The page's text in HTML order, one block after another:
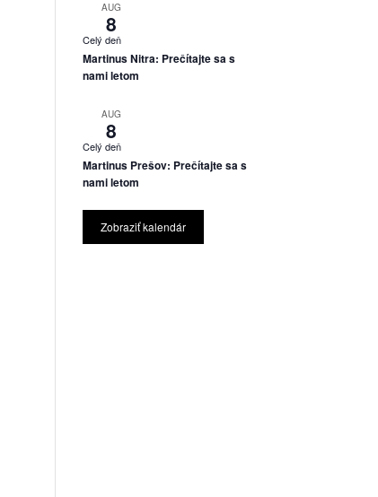
AUG
8
Celý deň
Martinus Nitra: Prečítajte sa s
nami letom
AUG
8
Celý deň
Martinus Prešov: Prečítajte sa s
nami letom
Zobraziť kalendár